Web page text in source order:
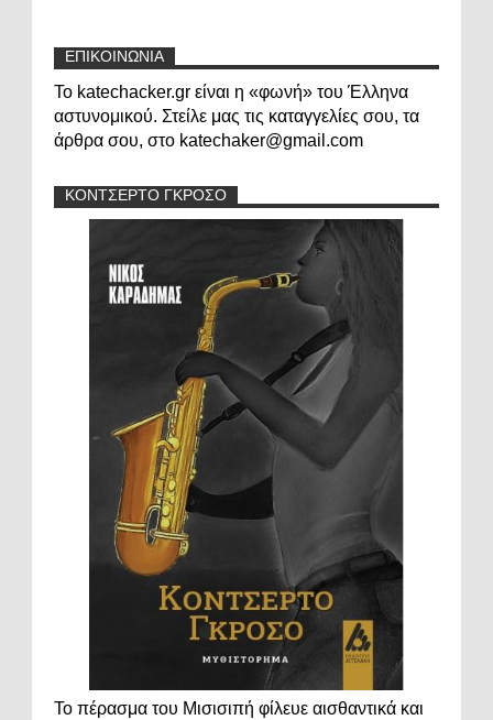
ΕΠΙΚΟΙΝΩΝΙΑ
Το katechacker.gr είναι η «φωνή» του Έλληνα
αστυνομικού. Στείλε μας τις καταγγελίες σου, τα
άρθρα σου, στο katechaker@gmail.com
ΚΟΝΤΣΕΡΤΟ ΓΚΡΟΣΟ
Το πέρασμα του Μισισιπή φίλευε αισθαντικά και